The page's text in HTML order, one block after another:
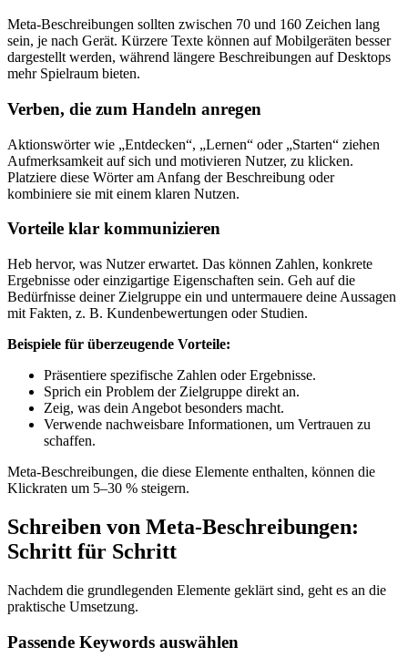
Meta-Beschreibungen sollten zwischen 70 und 160 Zeichen lang
sein, je nach Gerät. Kürzere Texte können auf Mobilgeräten besser
dargestellt werden, während längere Beschreibungen auf Desktops
mehr Spielraum bieten.
Verben, die zum Handeln anregen
Aktionswörter wie „Entdecken“, „Lernen“ oder „Starten“ ziehen
Aufmerksamkeit auf sich und motivieren Nutzer, zu klicken.
Platziere diese Wörter am Anfang der Beschreibung oder
kombiniere sie mit einem klaren Nutzen.
Vorteile klar kommunizieren
Heb hervor, was Nutzer erwartet. Das können Zahlen, konkrete
Ergebnisse oder einzigartige Eigenschaften sein. Geh auf die
Bedürfnisse deiner Zielgruppe ein und untermauere deine Aussagen
mit Fakten, z. B. Kundenbewertungen oder Studien.
Beispiele für überzeugende Vorteile:
Präsentiere spezifische Zahlen oder Ergebnisse.
Sprich ein Problem der Zielgruppe direkt an.
Zeig, was dein Angebot besonders macht.
Verwende nachweisbare Informationen, um Vertrauen zu
schaffen.
Meta-Beschreibungen, die diese Elemente enthalten, können die
Klickraten um 5–30 % steigern.
Schreiben von Meta-Beschreibungen:
Schritt für Schritt
Nachdem die grundlegenden Elemente geklärt sind, geht es an die
praktische Umsetzung.
Passende Keywords auswählen